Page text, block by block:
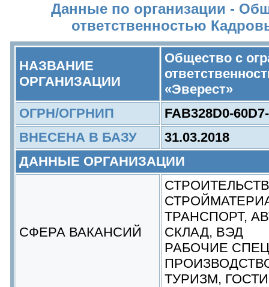
Данные по организации -
ответственностью
НАЗВАНИЕ
ОРГАНИЗАЦИИ
Общество с
«Эверест»
ОГРН/ОГРНИП
FAB328D0-
ВНЕСЕНА В БАЗУ
31.03.2018
ДАННЫЕ ОРГАНИЗАЦИИ
СФЕРА ВАКАНСИЙ
ТРАНСПОРТ,
СКЛАД, ВЭД
РАБОЧИЕ
ТУРИЗМ,